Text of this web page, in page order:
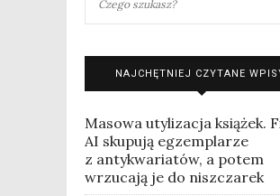
NAJCHĘTNIEJ CZYTANE
Masowa utylizacja książek.
AI skupują egzemplarze
z antykwariatów, a potem
wrzucają je do niszczarek